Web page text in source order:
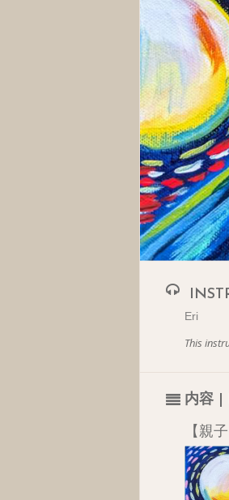
Eri
This
内容 |
【親